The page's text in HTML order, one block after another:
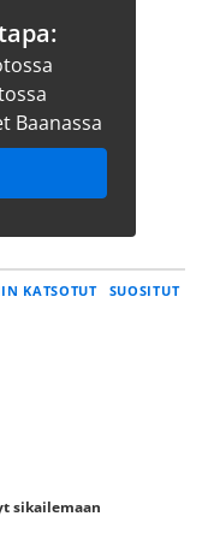
Baanassa
KATSOTUT SUOSITUT
sikailemaan